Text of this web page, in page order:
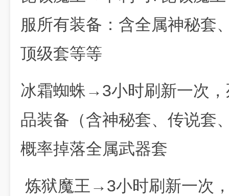
服所有装备：含全属神秘套
顶级套等等
冰霜蜘蛛→3小时刷新一次
品装备（含神秘套、传说套
概率掉落全属武器套
炼狱魔王→3小时刷新一次